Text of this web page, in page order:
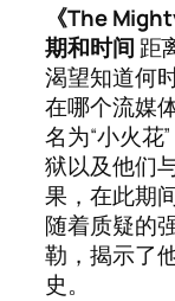
《The
期和时间 距
渴望知道何
在哪个流媒
名为“小火花
狱以及他们
果，在此期
随着质疑的
勒，揭示了
史。